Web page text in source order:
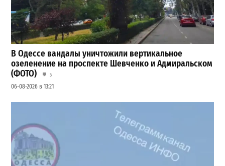
В Одессе вандалы уничтожили вертикальное
озеленение на проспекте Шевченко и Адмиральском
(ФОТО)
3
06-08-2026 в 13:21